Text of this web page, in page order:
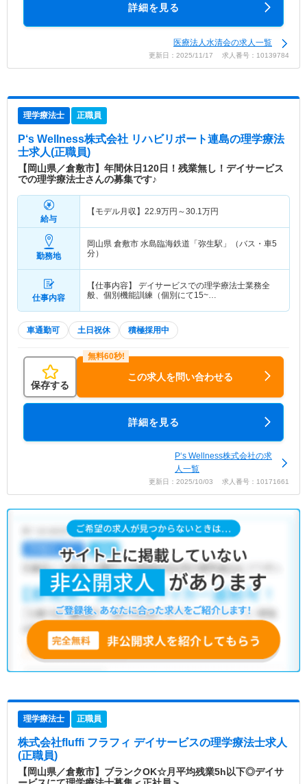
詳細を見る
医療法人水清会の求人一覧
更新日：2025/11/17 求人番号：10139784
理学療法士 正職員
P‘s Wellness株式会社 リハビリポート連島の理学療法
士求人(正職員)
【岡山県／倉敷市】年間休日120日！残業無し！デイサービス
での理学療法士さんの募集です♪
給与
【モデル月収】 22.9万円～30.1万円
勤務地
岡山県 倉敷市 水島臨海鉄道「弥生駅」（バス・車5
分）
仕事内容
【仕事内容】 デイサービスでの理学療法士業務全
般、個別機能訓練（個別にて15~…
車通勤可 土日祝休 積極採用中
保存する
この求人を問い合わせる
詳細を見る
P‘s Wellness株式会社の求
人一覧
更新日：2025/10/03 求人番号：10171661
理学療法士 正職員
株式会社fluffi フラフィ デイサービスの理学療法士求人
(正職員)
【岡山県／倉敷市】ブランクOK☆月平均残業5h以下◎デイサ